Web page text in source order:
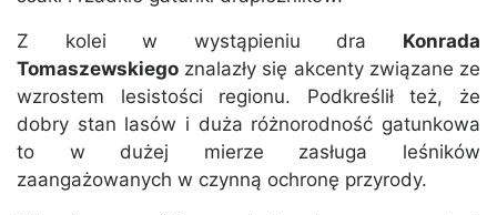
Z kolei w wystąpieniu dra Konrada
Tomaszewskiego znalazły się akcenty związane ze
wzrostem lesistości regionu. Podkreślił też, że
dobry stan lasów i duża różnorodność gatunkowa
to w dużej mierze zasługa leśników
zaangażowanych w czynną ochronę przyrody.